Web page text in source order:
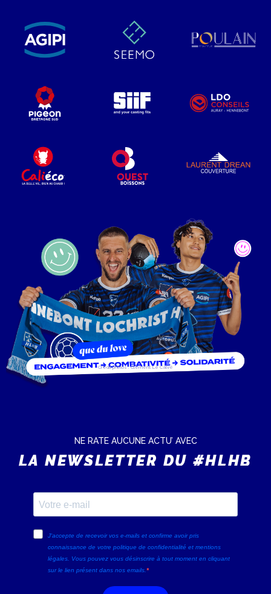
Crédit photos : Clément Le Calvé
NE RATE AUCUNE ACTU’ AVEC
LA NEWSLETTER DU #HLHB